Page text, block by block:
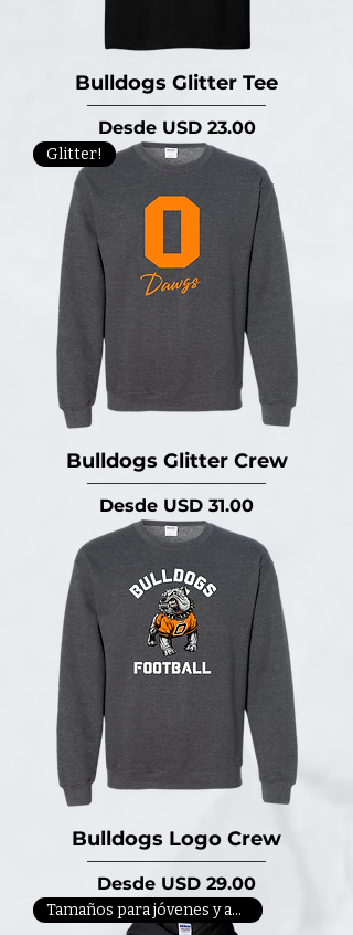
Bulldogs Glitter Tee
Desde USD 23.00
Precio de oferta
Glitter!
Bulldogs Glitter Crew
Desde USD 31.00
Precio de oferta
Bulldogs Logo Crew
Desde USD 29.00
Precio de oferta
Tamaños para jóvenes y adultos